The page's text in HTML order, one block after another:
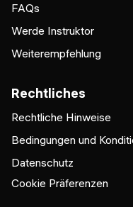
FAQs
Werde Instruktor
Weiterempfehlung
Rechtliches
Rechtliche Hinweise
Bedingungen und
Datenschutz
Cookie Präferenzen